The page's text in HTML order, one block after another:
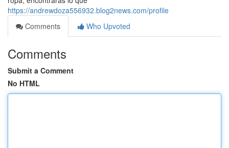
https://andrewdoza556932.blog2news.com/profile
Comments
Who Upvoted
Comments
Submit a Comment
No HTML